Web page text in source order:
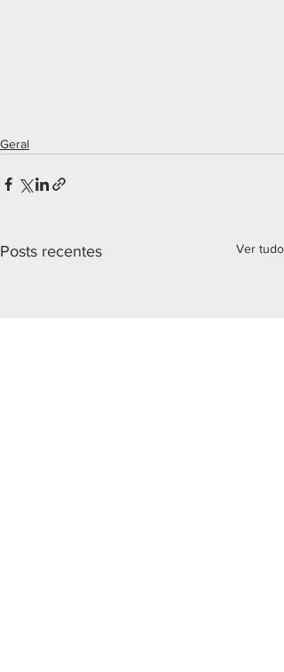
Geral
Posts recentes Ver tudo